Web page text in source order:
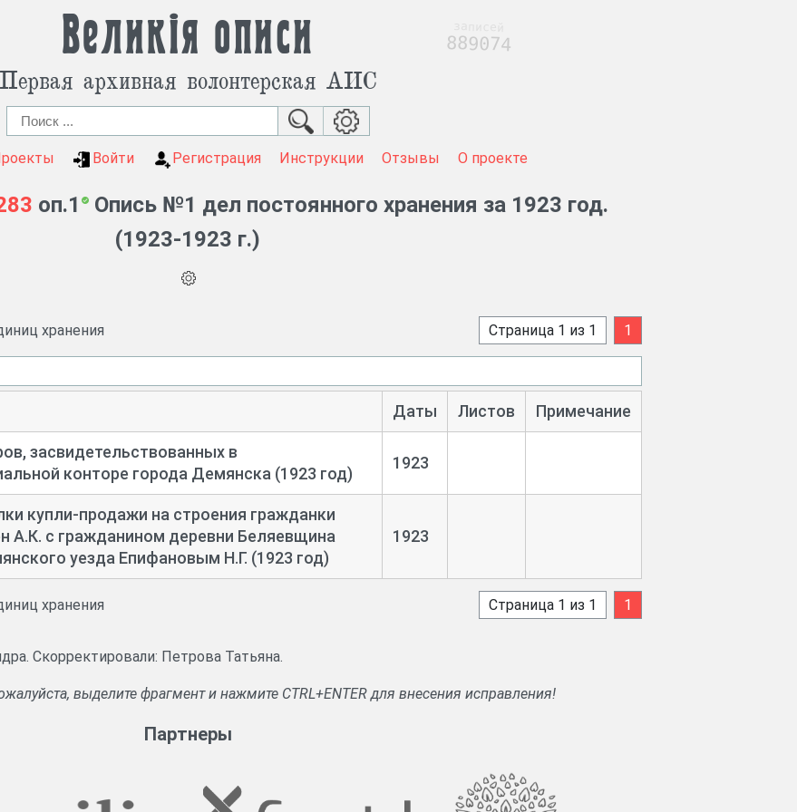
Великія описи
Первая архивная волонтерская АИС
Войти Регистрация Инструкции Отзывы О проекте
оп.1
Опись №1 дел постоянного хранения за 1923 год.
(1923-1923 г.)
хранения Страница 1 из 1 1
Даты Листов Примечание
засвидетельствованных в
конторе города Демянска (1923 год)
1923
купли-продажи на строения гражданки
А.К. с гражданином деревни Беляевщина
уезда Епифановым Н.Г. (1923 год)
1923
хранения Страница 1 из 1 1
Скорректировали: Петрова Татьяна.
выделите фрагмент и нажмите CTRL+ENTER для внесения исправления!
Партнеры
889074